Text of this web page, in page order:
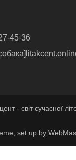
45-36
- світ сучасної
set up by